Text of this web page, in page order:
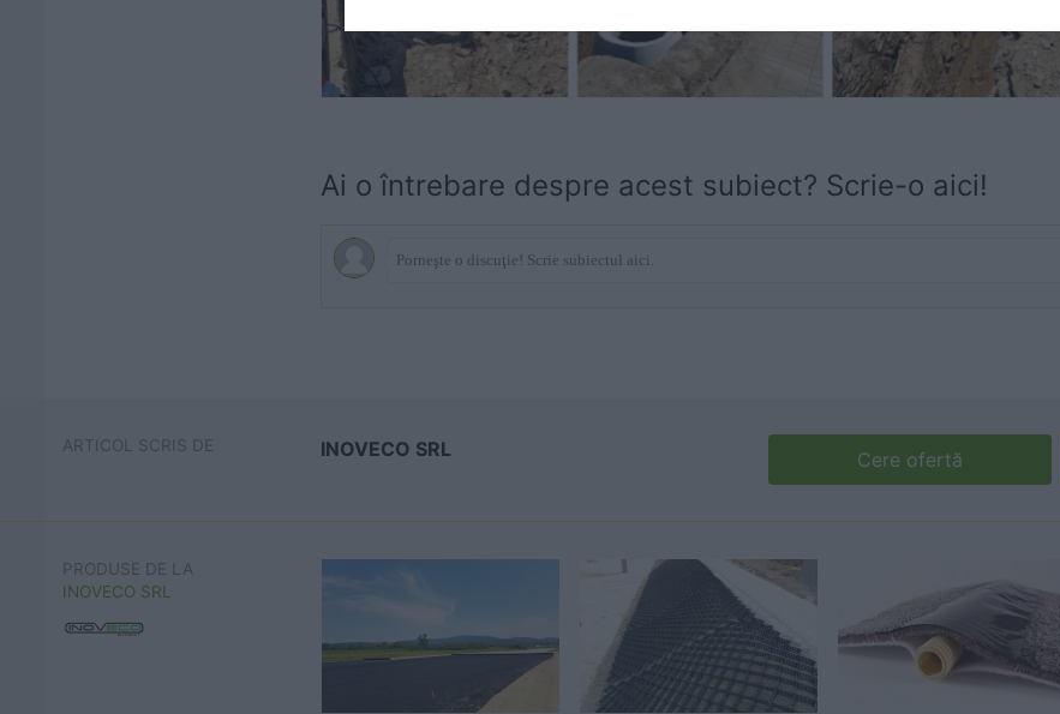
Ai o întrebare despre acest subiect? Scrie-o aici!
ARTICOL SCRIS DE INOVECO SRL Cere ofertă
PRODUSE DE LA
INOVECO SRL